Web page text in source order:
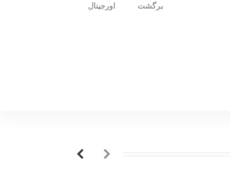
برگشت
اورجینال